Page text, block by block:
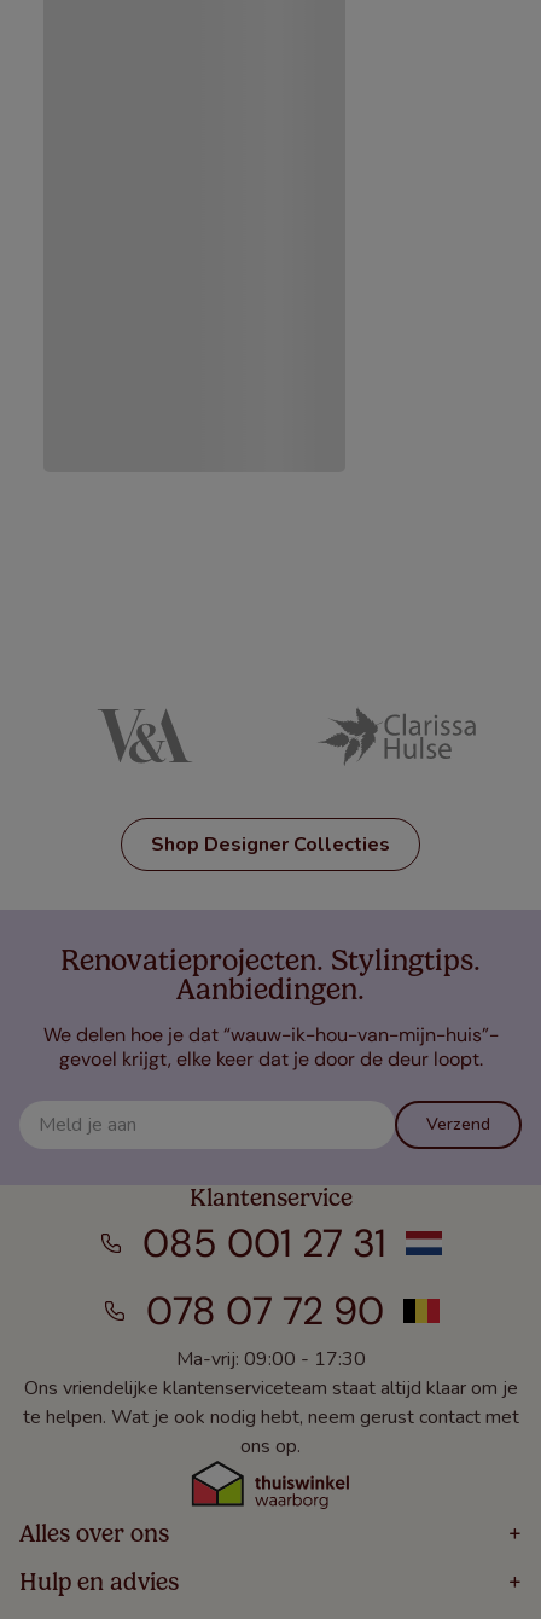
Shop Designer Collecties
Renovatieprojecten. Stylingtips.
Aanbiedingen.
We delen hoe je dat “wauw-ik-hou-van-mijn-huis”-
gevoel krijgt, elke keer dat je door de deur loopt.
Verzend
Klantenservice
085 001 27 31
078 07 72 90
Ma-vrij: 09:00 - 17:30
Ons vriendelijke klantenserviceteam staat altijd klaar om je
te helpen. Wat je ook nodig hebt, neem gerust contact met
ons op.
Alles over ons +
Home
Over
Hulp en advies +